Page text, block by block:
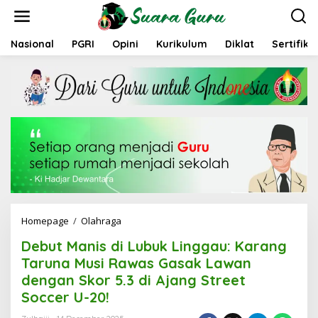
t
Nasional PGRI Opini Kurikulum Diklat
Homepage / Olahraga
b
u
t
M
Debut Manis di Lubuk Linggau: Karang
Taruna Musi Rawas Gasak Lawan
dengan Skor 5.3 di Ajang Street
Soccer U-20!